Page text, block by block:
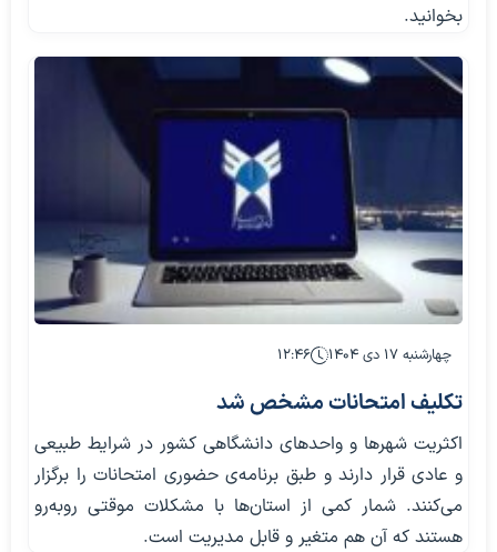
بخوانید.
چهارشنبه ۱۷ دی ۱۴۰۴ ۱۲:۴۶
تکلیف امتحانات مشخص شد
اکثریت شهرها و واحدهای دانشگاهی کشور در شرایط طبیعی
و عادی قرار دارند و طبق برنامه‌ی حضوری امتحانات را برگزار
می‌کنند. شمار کمی از استان‌ها با مشکلات موقتی روبه‌رو
هستند که آن هم متغیر و قابل مدیریت است.